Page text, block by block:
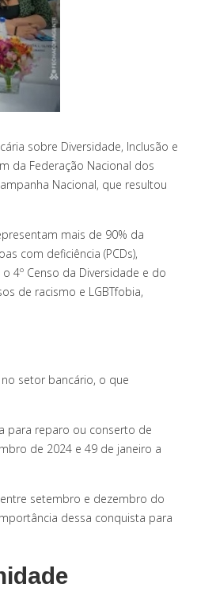
sobre Diversidade, Inclusão e
da Federação Nacional dos
Nacional, que resultou
mais de 90% da
com deficiência (PCDs),
4º Censo da Diversidade e do
de racismo e LGBTfobia,
setor bancário, o que
para reparo ou conserto de
de 2024 e 49 de janeiro a
entre setembro e dezembro do
dessa conquista para